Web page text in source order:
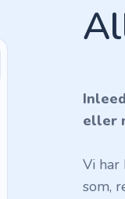
eller
Vi har
som,